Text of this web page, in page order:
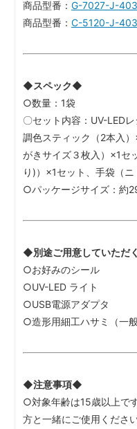
商品型番： G-7027-J-
商品型番： C-5120-J-
◆スペック◆
○数量：1袋
〇セット内容：UV-LED
調色スティック（2本入
がきサイズ３枚入）×1セ
り)）×1セット、手袋（
○パッケージサイズ：約
◆別途ご用意していただ
○お好みのシール
○UV-LED ライト
○USB電源アダプタ
○造形用細工ハサミ（一
◆注意事項◆
○対象年齢は15歳以上で
方と一緒にご使用ください